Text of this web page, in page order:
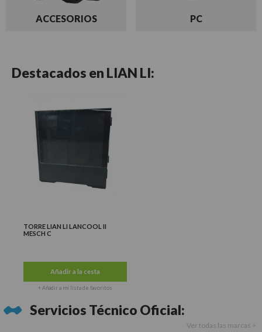
ACCESORIOS PC
Destacados en LIAN LI:
TORRE LIAN LI LANCOOL II
MESCH C
Añadir a la cesta
+ Añadir a mi lista de favoritos
Servicios Técnico Oficial:
Ver todas las marcas >